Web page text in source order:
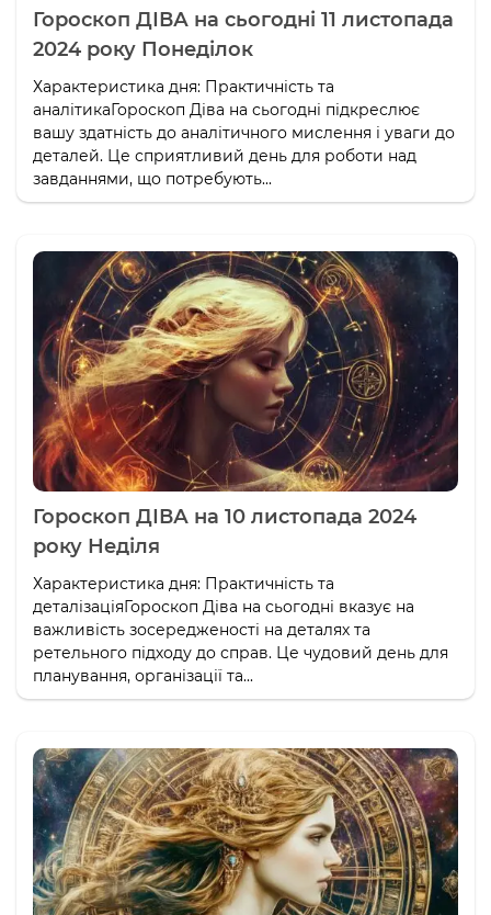
Гороскоп ДІВА на сьогодні 11 листопада
2024 року Понеділок
Характеристика дня: Практичність та
аналітикаГороскоп Діва на сьогодні підкреслює
вашу здатність до аналітичного мислення і уваги до
деталей. Це сприятливий день для роботи над
завданнями, що потребують...
Гороскоп ДІВА на 10 листопада 2024
року Неділя
Характеристика дня: Практичність та
деталізаціяГороскоп Діва на сьогодні вказує на
важливість зосередженості на деталях та
ретельного підходу до справ. Це чудовий день для
планування, організації та...